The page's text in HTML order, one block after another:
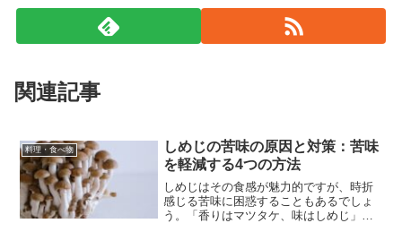
関連記事
料理・食べ物
しめじの苦味の原因と対策：苦味
を軽減する4つの方法
しめじはその食感が魅力的ですが、時折
感じる苦味に困惑することもあるでしょ
う。「香りはマツタケ、味はしめじ」と